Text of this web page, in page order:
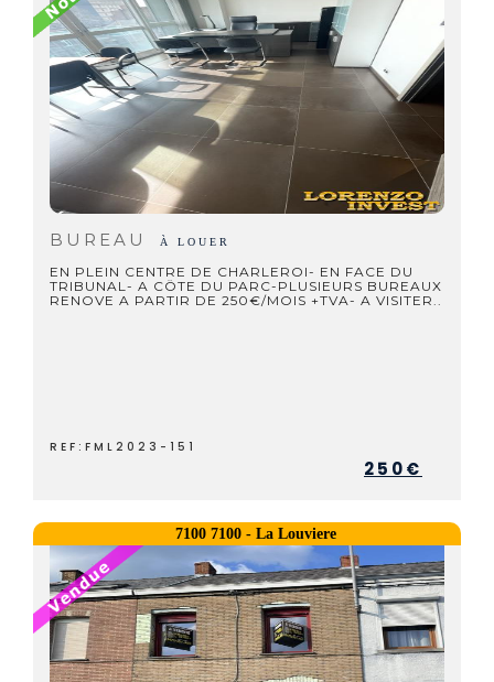
BUREAU À LOUER
EN PLEIN CENTRE DE CHARLEROI- EN FACE DU
TRIBUNAL- A CÖTE DU PARC-PLUSIEURS BUREAUX
RENOVE A PARTIR DE 250€/MOIS +TVA- A VISITER..
REF:FML2023-151
250€
7100 7100 - La Louviere